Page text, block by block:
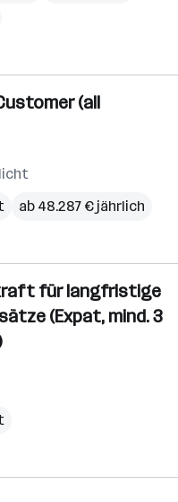
(all
ab 48.287 € jährlich
für langfristige
(Expat, mind. 3